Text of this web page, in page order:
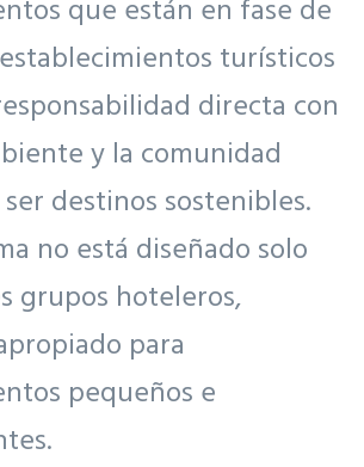
que están en fase de
turísticos
directa con
y la comunidad
destinos sostenibles.
no está diseñado solo
grupos hoteleros,
para
pequeños e